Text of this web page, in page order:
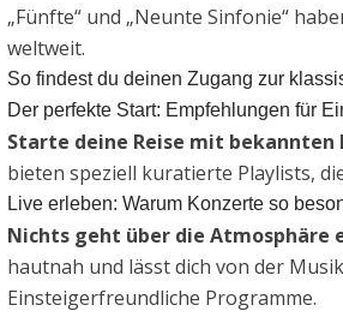
„Fünfte“ und „Neunte Sinfonie“
weltweit.
So findest du deinen Zugang zur
Der perfekte Start: Empfehlungen für
Starte deine Reise mit bekannten
bieten speziell kuratierte Playlists,
Live erleben: Warum Konzerte so
Nichts geht über die Atmosphäre
hautnah und lässt dich von der
Einsteigerfreundliche Programme.